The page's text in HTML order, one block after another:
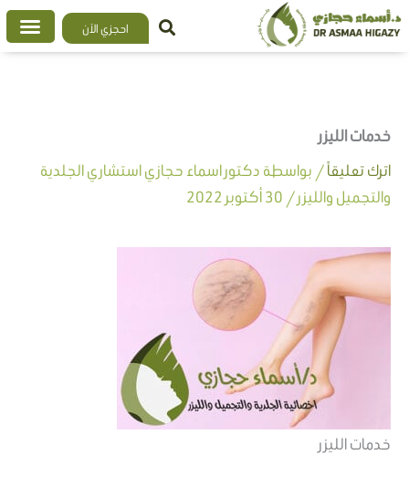
تخطي
إلى
احجزي الآن
خدمات الليزر
اترك تعليقاً/ بواسطة دكتور اسماء حجازي استشاري الجلدية
والتجميل والليزر/ 30 أكتوبر 2022
خدمات الليزر